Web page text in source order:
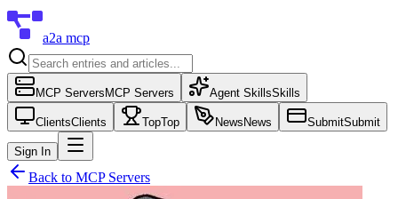
a2a mcp
MCP Servers MCP Servers Agent SkillsSkills
ClientsClients TopTop News News SubmitSubmit
Sign In
Back to MCP Servers